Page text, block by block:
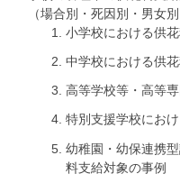
（場合別・死因別・男女
小学校における供
中学校における供
高等学校等・高等
特別支援学校にお
幼稚園・幼保連携
料支給対象の事例